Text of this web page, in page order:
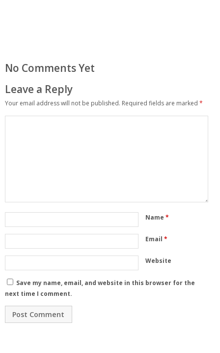
No Comments Yet
Leave a Reply
Your email address will not be published. Required fields are marked *
Name *
Email *
Website
Save my name, email, and website in this browser for the
next time I comment.